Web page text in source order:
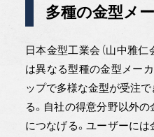
多種の金型メ
日本金型工業会（山中雅仁
は異なる型種の金型メー
ップで多様な金型が受注
る。自社の得意分野以外
につなげる。ユーザーに